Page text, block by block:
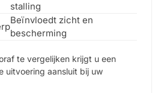
stalling
Beïnvloedt zicht en
bescherming
te vergelijken krijgt u een
uitvoering aansluit bij uw